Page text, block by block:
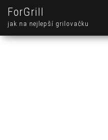
ForGrill
jak na nejlepší grilovačku